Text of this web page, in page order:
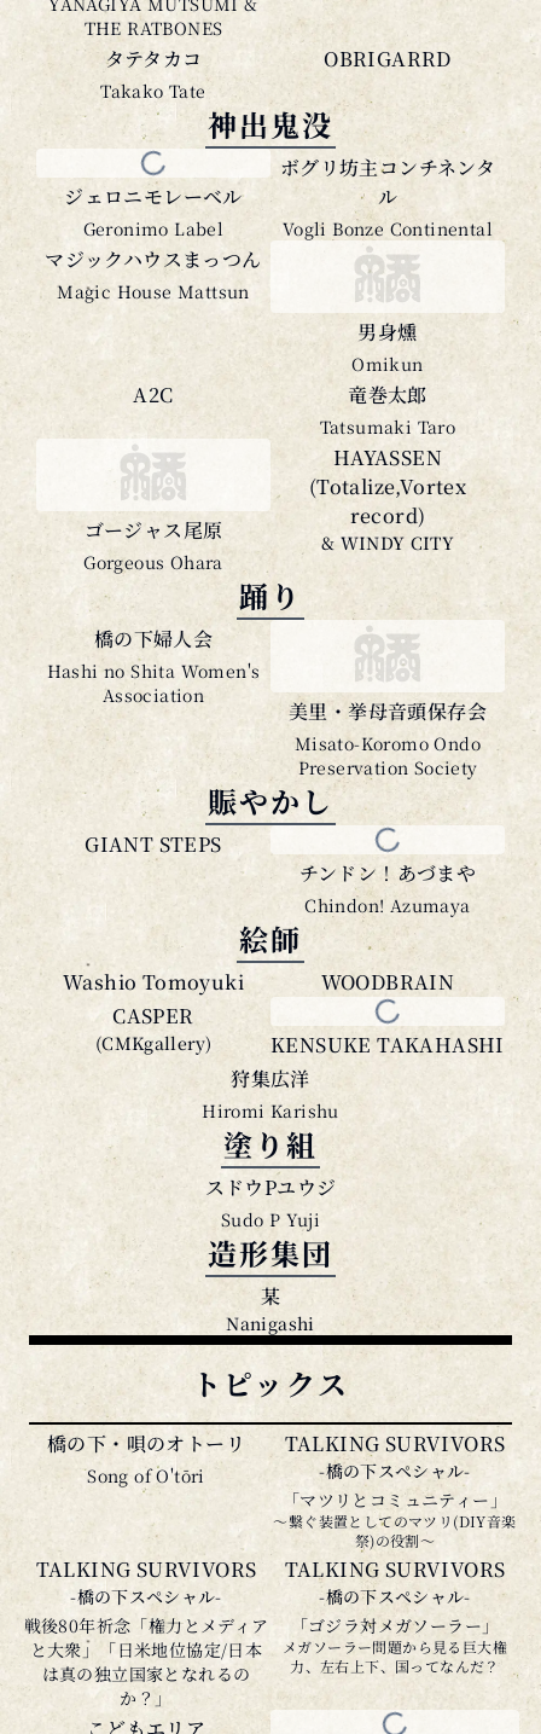
タテタカコ
Takako Tate
OBRIGARRD
神出鬼没
ジェロニモレーベル
Geronimo Label
ボグリ坊主コンチネンタ
ル
Vogli Bonze Continental
マジックハウスまっつん
Magic House Mattsun
男身燻
Omikun
竜巻太郎
Tatsumaki Taro
ゴージャス尾原
Gorgeous Ohara
HAYASSEN
(Totalize,Vortex
record)
& WINDY CITY
踊り
橋の下婦人会
Hashi no Shita Women's
Association
美里・挙母音頭保存会
Misato-Koromo Ondo
Preservation Society
賑やかし
GIANT STEPS
チンドン！あづまや
Chindon! Azumaya
Washio Tomoyuki
WOODBRAIN
CASPER
(CMKgallery)
KENSUKE TAKAHASHI
狩集広洋
Hiromi Karishu
塗り組
スドウPユウジ
Sudo P Yuji
造形集団
某
Nanigashi
トピックス
橋の下・唄のオトーリ
Song of O'tōri
TALKING SURVIVORS
-橋の下スペシャル-
「マツリとコミュニティー」
〜繋ぐ装置としてのマツリ(DIY音楽
祭)の役割〜
TALKING SURVIVORS
-橋の下スペシャル-
戦後80年祈念「権力とメディア
と大衆」「日米地位協定/日本
は真の独立国家となれるの
か？」
TALKING SURVIVORS
-橋の下スペシャル-
「ゴジラ対メガソーラー」
メガソーラー問題から見る巨大権
力、左右上下、国ってなんだ？
こどもエリア